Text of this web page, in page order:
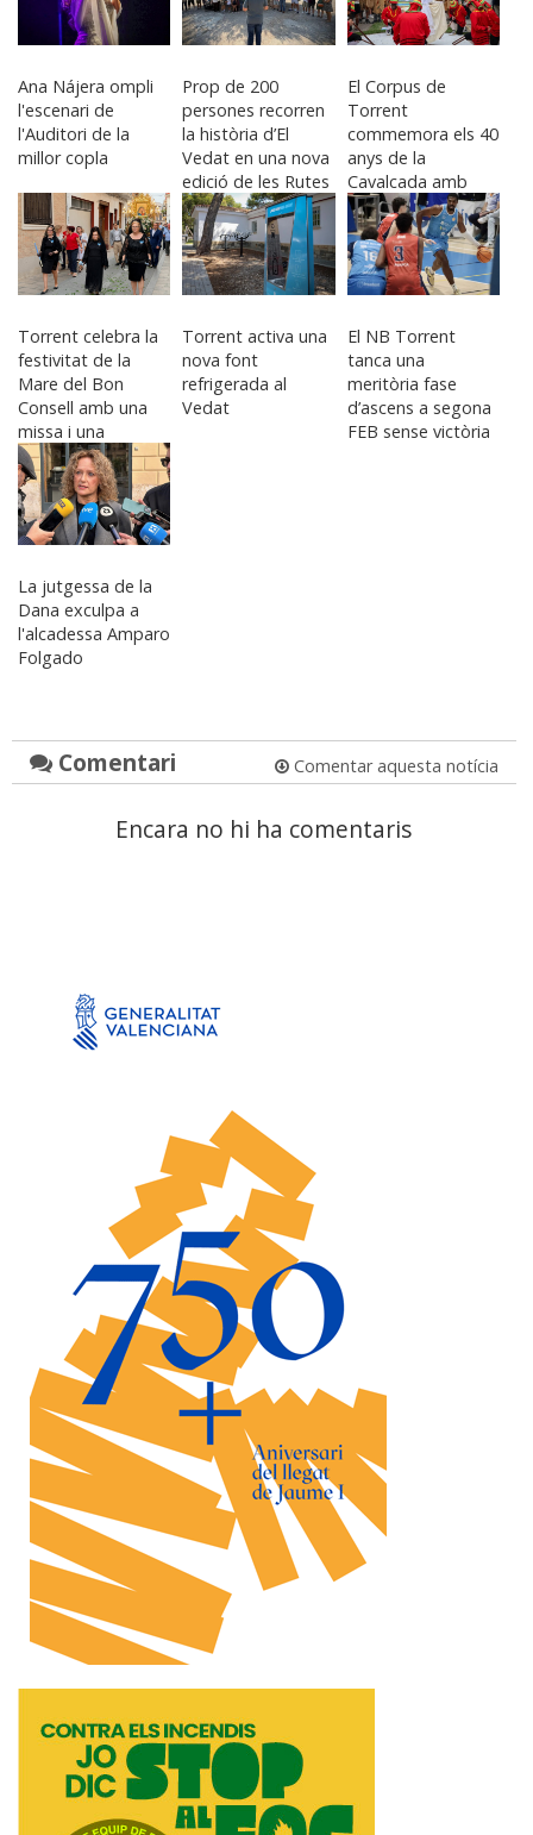
Ana Nájera ompli
l'escenari de
l'Auditori de la
millor copla
Prop de 200
persones recorren
la història d’El
Vedat en una nova
edició de les Rutes
del Temps
El Corpus de
Torrent
commemora els 40
anys de la
Cavalcada amb
una exposició a
l’Antic Mercat
Torrent celebra la
festivitat de la
Mare del Bon
Consell amb una
missa i una
processó pels
carrers del barri
Torrent activa una
nova font
refrigerada al
Vedat
El NB Torrent
tanca una
meritòria fase
d’ascens a segona
FEB sense victòria
La jutgessa de la
Dana exculpa a
l'alcadessa Amparo
Folgado
Comentari Comentar aquesta notícia
Encara no hi ha comentaris